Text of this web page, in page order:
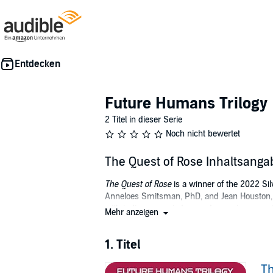
Future Humans Trilogy
2 Titel in dieser Serie
Noch nicht bewertet
The Quest of Rose
The Quest of Rose is a winner of the 2022
Anneloes Smitsman, PhD, and Jean
with indigenous wisdom and consciousness
In the words of Lynne McTaggart's foreword: "
deep truths within them, a new way of your
Mehr anzeigen
1. Titel